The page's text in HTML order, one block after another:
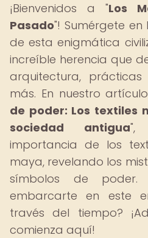
¡Bienvenidos a "Los
Pasado"! Sumérgete
de esta enigmática
increíble herencia que
arquitectura,
más. En nuestro
de poder: Los textiles
sociedad antigua",
importancia de los
maya, revelando los
símbolos de poder.
embarcarte en este
través del tiempo?
comienza aquí!